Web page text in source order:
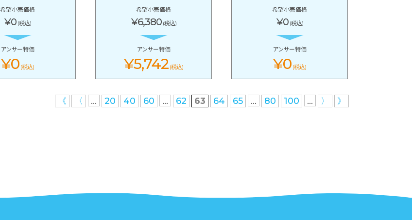
希望小売価格
¥0 (税込)
アンサー特価
¥0 (税込)
希望小売価格
¥6,380 (税込)
アンサー特価
¥5,742 (税込)
希望小売価格
¥0 (税込)
アンサー特価
¥0 (税込)
《 〈 ... 20 40 60 ... 62 63 64 65 ... 80 100 ... 〉 》